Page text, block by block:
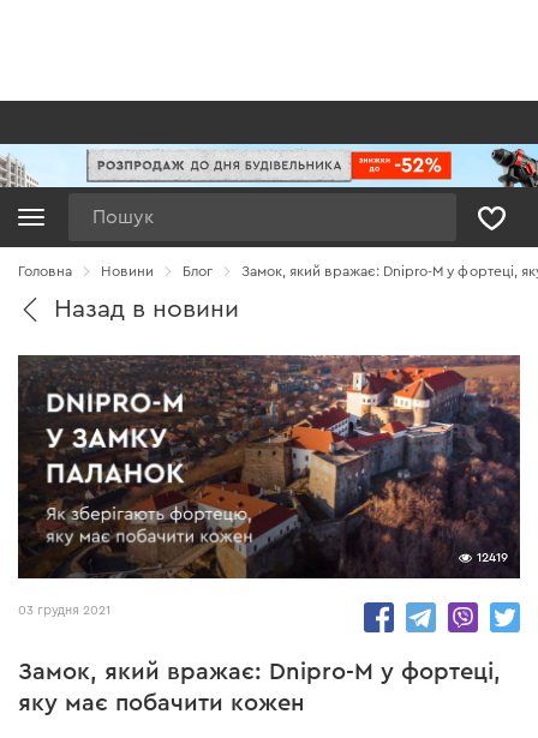
Головна Новини Блог Замок, який вражає: Dnipro-M у фортеці,
Назад в новини
12419
03 грудня 2021
Замок, який вражає: Dnipro-M у фортеці,
яку має побачити кожен